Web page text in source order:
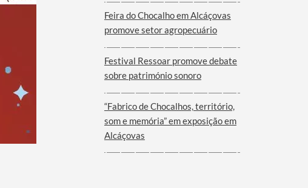
Feira do Chocalho em Alcáçovas
promove setor agropecuário
Festival Ressoar promove debate
sobre património sonoro
“Fabrico de Chocalhos, território,
som e memória” em exposição em
Alcáçovas